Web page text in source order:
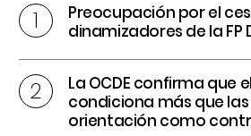
Preocupación por el
dinamizadores de la FP
La OCDE confirma que
condiciona más que
orientación como